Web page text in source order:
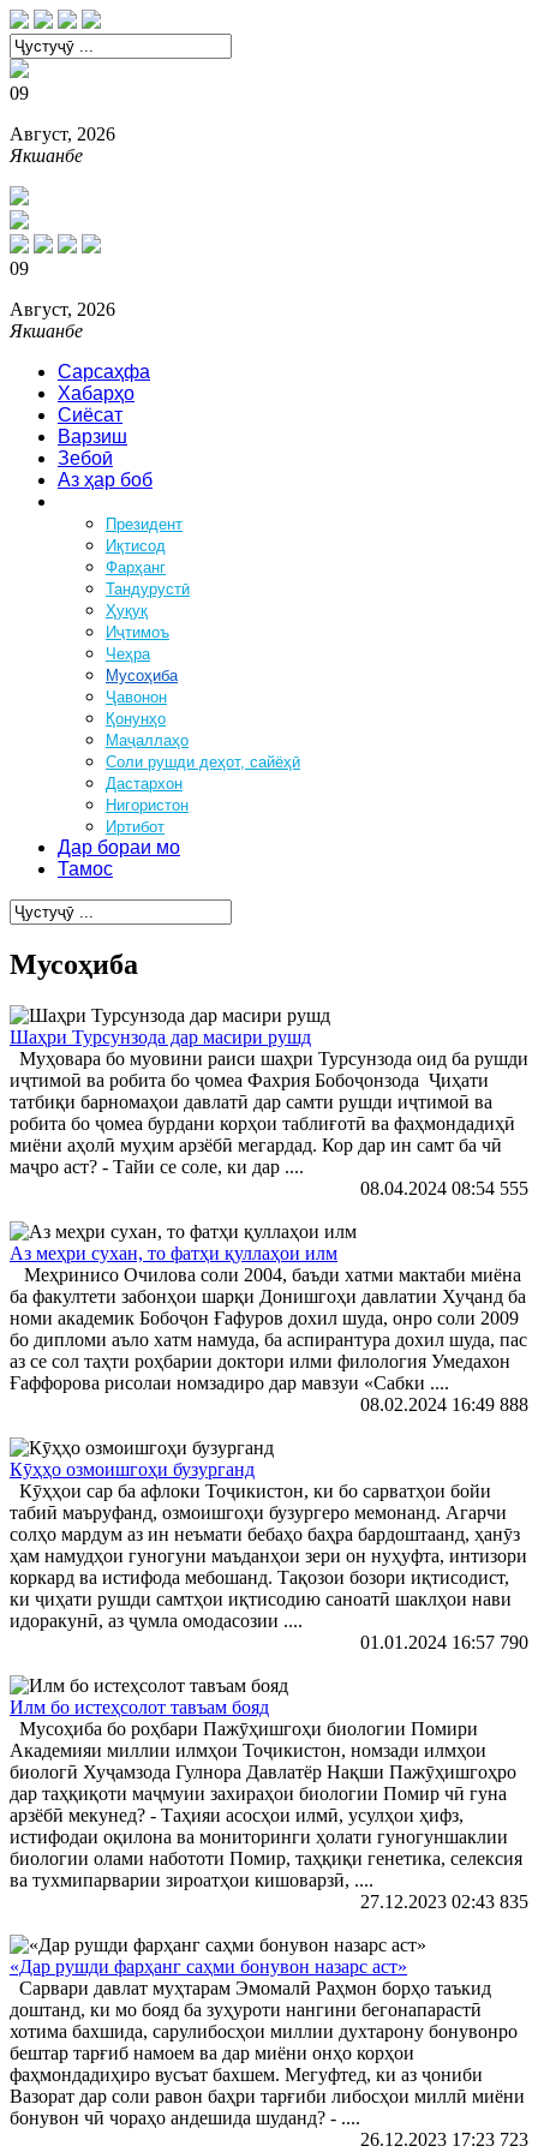
09
Август, 2026
Якшанбе
09
Август, 2026
Якшанбе
Сарсаҳфа
Хабарҳо
Сиёсат
Варзиш
Зебоӣ
Аз ҳар боб
Президент
Иқтисод
Фарҳанг
Тандурустӣ
Ҳуқуқ
Иҷтимоъ
Чеҳра
Мусоҳиба
Ҷавонон
Қонунҳо
Маҷаллаҳо
Соли рушди деҳот, сайёҳӣ
Дастархон
Нигористон
Иртибот
Дар бораи мо
Тамос
Мусоҳиба
Шаҳри Турсунзода дар масири рушд
Муҳовара бо муовини раиси шаҳри Турсунзода оид ба рушди
иҷтимоӣ ва робита бо ҷомеа Фахрия Бобоҷонзода Ҷиҳати
татбиқи барномаҳои давлатӣ дар самти рушди иҷтимоӣ ва
робита бо ҷомеа бурдани корҳои таблиғотӣ ва фаҳмондадиҳӣ
миёни аҳолӣ муҳим арзёбӣ мегардад. Кор дар ин самт ба чӣ
маҷро аст? - Тайи се соле, ки дар ....
08.04.2024 08:54 555
Аз меҳри сухан, то фатҳи қуллаҳои илм
Меҳринисо Очилова соли 2004, баъди хатми мактаби миёна
ба факултети забонҳои шарқи Донишгоҳи давлатии Хуҷанд ба
номи академик Бобоҷон Ғафуров дохил шуда, онро соли 2009
бо дипломи аъло хатм намуда, ба аспирантура дохил шуда, пас
аз се сол таҳти роҳбарии доктори илми филология Умедахон
Ғаффорова рисолаи номзадиро дар мавзуи «Сабки ....
08.02.2024 16:49 888
Кӯҳҳо озмоишгоҳи бузурганд
Кӯҳҳои сар ба афлоки Тоҷикистон, ки бо сарватҳои бойи
табиӣ маъруфанд, озмоишгоҳи бузургеро мемонанд. Агарчи
солҳо мардум аз ин неъмати бебаҳо баҳра бардоштаанд, ҳанӯз
ҳам намудҳои гуногуни маъданҳои зери он нуҳуфта, интизори
коркард ва истифода мебошанд. Тақозои бозори иқтисодист,
ки ҷиҳати рушди самтҳои иқтисодию саноатӣ шаклҳои нави
идоракунӣ, аз ҷумла омодасозии ....
01.01.2024 16:57 790
Илм бо истеҳсолот тавъам бояд
Мусоҳиба бо роҳбари Пажӯҳишгоҳи биологии Помири
Академияи миллии илмҳои Тоҷикистон, номзади илмҳои
биологӣ Хуҷамзода Гулнора Давлатёр Нақши Пажӯҳишгоҳро
дар таҳқиқоти маҷмуии захираҳои биологии Помир чӣ гуна
арзёбӣ мекунед? - Таҳияи асосҳои илмӣ, усулҳои ҳифз,
истифодаи оқилона ва мониторинги ҳолати гуногуншаклии
биологии олами набототи Помир, таҳқиқи генетика, селексия
ва тухмипарварии зироатҳои кишоварзӣ, ....
27.12.2023 02:43 835
«Дар рушди фарҳанг саҳми бонувон назарс аст»
Сарвари давлат муҳтарам Эмомалӣ Раҳмон борҳо таъкид
доштанд, ки мо бояд ба зуҳуроти нангини бегонапарастӣ
хотима бахшида, сарулибосҳои миллии духтарону бонувонро
бештар тарғиб намоем ва дар миёни онҳо корҳои
фаҳмондадиҳиро вусъат бахшем. Мегуфтед, ки аз ҷониби
Вазорат дар соли равон баҳри тарғиби либосҳои миллӣ миёни
бонувон чӣ чораҳо андешида шуданд? - ....
26.12.2023 17:23 723